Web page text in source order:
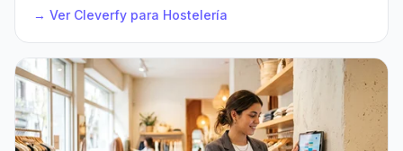
→ Ver Cleverfy para Hostelería